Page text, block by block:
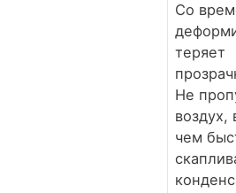
Со
теряет
Не
воздух,
чем